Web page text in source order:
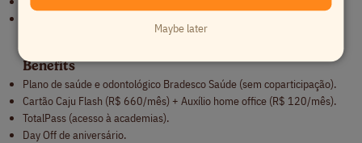
Benefits
Plano de saúde e odontológico Bradesco Saúde (sem coparticipação).
Cartão Caju Flash (R$ 660/mês) + Auxílio home office (R$ 120/mês).
TotalPass (acesso à academias).
Day Off de aniversário.
Maybe later